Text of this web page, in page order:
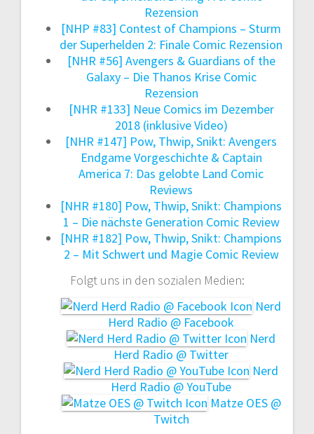
Rezension
[NHP #83] Contest of Champions – Sturm
der Superhelden 2: Finale Comic Rezension
[NHR #56] Avengers & Guardians of the
Galaxy – Die Thanos Krise Comic
Rezension
[NHR #133] Neue Comics im Dezember
2018 (inklusive Video)
[NHR #147] Pow, Thwip, Snikt: Avengers
Endgame Vorgeschichte & Captain
America 7: Das gelobte Land Comic
Reviews
[NHR #180] Pow, Thwip, Snikt: Champions
1 – Die nächste Generation Comic Review
[NHR #182] Pow, Thwip, Snikt: Champions
2 – Mit Schwert und Magie Comic Review
Folgt uns in den sozialen Medien:
Nerd
Herd Radio @ Facebook
Nerd
Herd Radio @ Twitter
Nerd
Herd Radio @ YouTube
Matze OES @
Twitch